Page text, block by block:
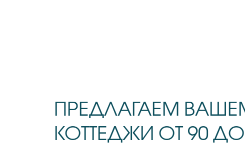
ПРЕДЛАГАЕМ
КОТТЕДЖИ ОТ 90